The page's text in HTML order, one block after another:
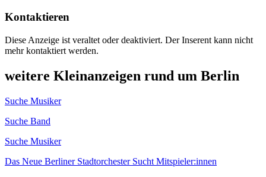
Kontaktieren
Diese Anzeige ist veraltet oder deaktiviert. Der Inserent kann nicht
mehr kontaktiert werden.
weitere Kleinanzeigen rund um Berlin
Suche Musiker
Suche Band
Suche Musiker
Das Neue Berliner Stadtorchester Sucht Mitspieler:innen